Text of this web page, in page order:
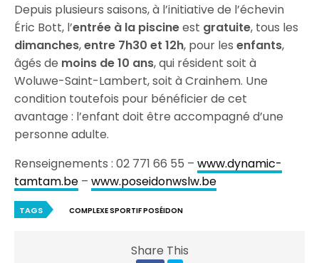
Depuis plusieurs saisons, à l’initiative de l’échevin
Éric Bott, l’entrée à la piscineest gratuite, tous les
dimanches,entre 7h30 et 12h, pour lesenfants,
âgés de moins de 10 ans, qui résident soit à
Woluwe-Saint-Lambert, soit à Crainhem. Une
condition toutefois pour bénéficier de cet
avantage : l’enfant doit être accompagné d’une
personne adulte.
Renseignements : 02 771 66 55 –www.dynamic-
tamtam.be –www.poseidonwslw.be
TAGS COMPLEXE SPORTIF POSÉIDON
Share This